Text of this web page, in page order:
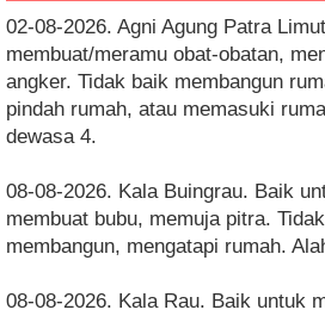
02-08-2026. Agni Agung Patra
membuat/meramu obat-obatan,
angker. Tidak baik membangun
pindah rumah, atau memasuki
dewasa 4.
08-08-2026. Kala Buingrau. Baik
membuat bubu, memuja pitra.
membangun, mengatapi rumah.
08-08-2026. Kala Rau. Baik untuk